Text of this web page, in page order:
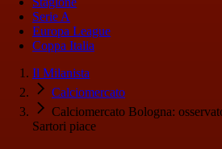
Serie A
Europa League
Coppa Italia
Il Milanista
Calciomercato
Calciomercato Bologna:
Sartori piace